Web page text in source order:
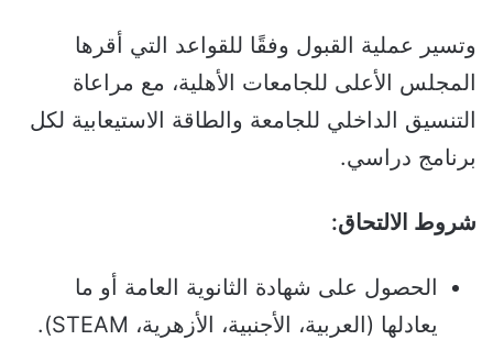
وتسير عملية القبول وفقًا للقواعد التي أقرها
المجلس الأعلى للجامعات الأهلية، مع مراعاة
التنسيق الداخلي للجامعة والطاقة الاستيعابية لكل
برنامج دراسي.
شروط الالتحاق:
الحصول على شهادة الثانوية العامة أو ما
يعادلها (العربية، الأجنبية، الأزهرية، STEAM).